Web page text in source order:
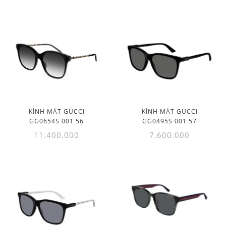
KÍNH MÁT GUCCI
GG0654S 001 56
11.400.000
KÍNH MÁT GUCCI
GG0495S 001 57
7.600.000